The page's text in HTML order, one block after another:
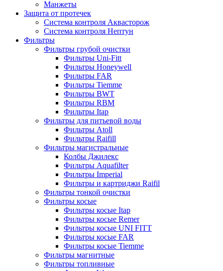
Манжеты
Защита от протечек
Система контроля Аквасторож
Система контроля Нептун
Фильтры
Фильтры грубой очистки
Фильтры Uni-Fitt
Фильтры Honeywell
Фильтры FAR
Фильтры Tiemme
Фильтры BWT
Фильтры RBM
Фильтры Itap
Фильтры для питьевой воды
Фильтры Atoll
Фильтры Raifill
Фильтры магистральные
Колбы Джилекс
Фильтры Aquafilter
Фильтры Imperial
Фильтры и картриджи Raifil
Фильтры тонкой очистки
Фильтры косые
Фильтры косые Itap
Фильтры косые Remer
Фильтры косые UNI FITT
Фильтры косые FAR
Фильтры косые Tiemme
Фильтры магнитные
Фильтры топливные